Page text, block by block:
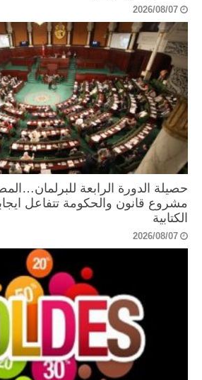
2026/08/07
مشروع قانون والحكومة تتفاعل
الكتابية
2026/08/07